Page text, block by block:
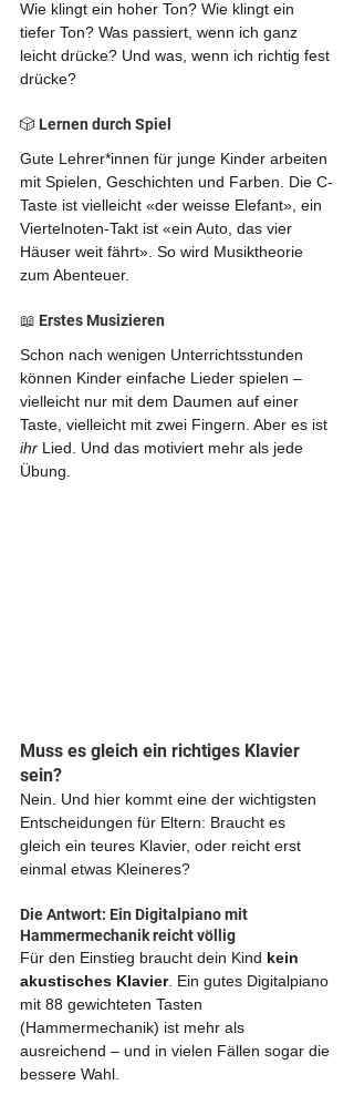
Wie klingt ein hoher Ton? Wie klingt ein
tiefer Ton? Was passiert, wenn ich ganz
leicht drücke? Und was, wenn ich richtig fest
drücke?
🎲 Lernen durch Spiel
Gute Lehrer*innen für junge Kinder arbeiten
mit Spielen, Geschichten und Farben. Die C-
Taste ist vielleicht «der weisse Elefant», ein
Viertelnoten-Takt ist «ein Auto, das vier
Häuser weit fährt». So wird Musiktheorie
zum Abenteuer.
📖 Erstes Musizieren
Schon nach wenigen Unterrichtsstunden
können Kinder einfache Lieder spielen –
vielleicht nur mit dem Daumen auf einer
Taste, vielleicht mit zwei Fingern. Aber es ist
ihr Lied. Und das motiviert mehr als jede
Übung.
Muss es gleich ein richtiges Klavier
sein?
Nein. Und hier kommt eine der wichtigsten
Entscheidungen für Eltern: Braucht es
gleich ein teures Klavier, oder reicht erst
einmal etwas Kleineres?
Die Antwort: Ein Digitalpiano mit
Hammermechanik reicht völlig
Für den Einstieg braucht dein Kind kein
akustisches Klavier. Ein gutes Digitalpiano
mit 88 gewichteten Tasten
(Hammermechanik) ist mehr als
ausreichend – und in vielen Fällen sogar die
bessere Wahl.